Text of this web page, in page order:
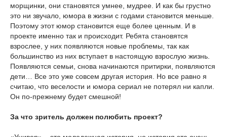
морщинки, они становятся умнее, мудрее. И как бы грустно
это ни звучало, юмора в жизни с годами становится меньше.
Поэтому этот юмор становится еще более ценным. И в
проекте именно так и происходит. Ребята становятся
взрослее, у них появляются новые проблемы, так как
большинство из них вступает в настоящую взрослую жизнь.
Появляются семьи, снова начинаются притирки, появляются
дети… Все это уже совсем другая история. Но все равно я
считаю, что веселости и юмора сериал не потерял ни капли.
Он по-прежнему будет смешной!
За что зритель должен полюбить проект?